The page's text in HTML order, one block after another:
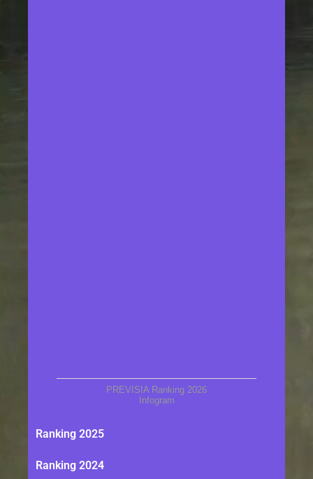
PREVISIA Ranking 2026
Infogram
Ranking 2025
Ranking 2024